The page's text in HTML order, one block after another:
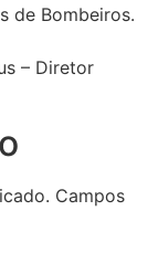
de Bombeiros.
– Diretor
Campos